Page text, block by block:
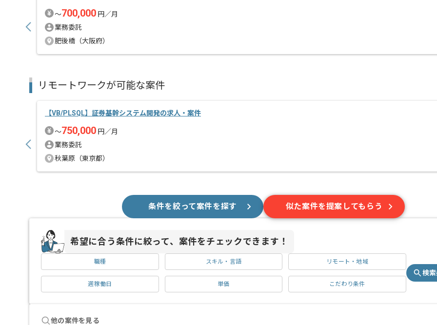
〜700,000 円／月
業務委託
肥後橋（大阪府）
リモートワークが可能な案件
【VB/PLSQL】証券基幹システム開発の求人・案件
〜750,000 円／月
業務委託
秋葉原（東京都）
条件を絞って案件を探す 似た案件を提案してもらう
希望に合う条件に絞って、案件をチェックできます！
職種 スキル・言語 リモート・地域
週稼働日 単価 こだわり条件
検
他の案件を見る